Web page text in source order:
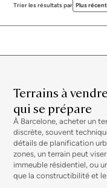
Trier les résultats par Plus récent
Terrains à
qui se prépare
À Barcelone, acheter un
discrète, souvent
détails de planification
zones, un terrain peut
immeuble résidentiel, ou
que la constructibilité et